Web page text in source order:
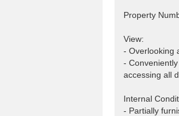
Property
View:
- Overlooking
-
accessing all
Internal
- Partially